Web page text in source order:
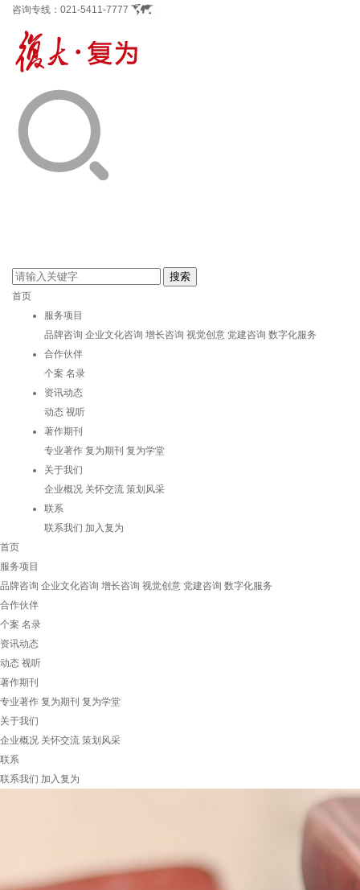
咨询专线： 021-5411-7777
首页
服务项目
品牌咨询 企业文化咨询 增长咨询 视觉创意 党建咨询 数字化服务
合作伙伴
个案 名录
资讯动态
动态 视听
著作期刊
专业著作 复为期刊 复为学堂
关于我们
企业概况 关怀交流 策划风采
联系
联系我们 加入复为
首页
服务项目
品牌咨询 企业文化咨询 增长咨询 视觉创意 党建咨询 数字化服务
合作伙伴
个案 名录
资讯动态
动态 视听
著作期刊
专业著作 复为期刊 复为学堂
关于我们
企业概况 关怀交流 策划风采
联系
联系我们 加入复为